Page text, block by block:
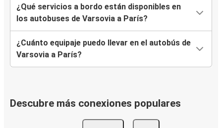
¿Qué servicios a bordo están disponibles en
los autobuses de Varsovia a París?
¿Cuánto equipaje puedo llevar en el autobús de
Varsovia a París?
Descubre más conexiones populares